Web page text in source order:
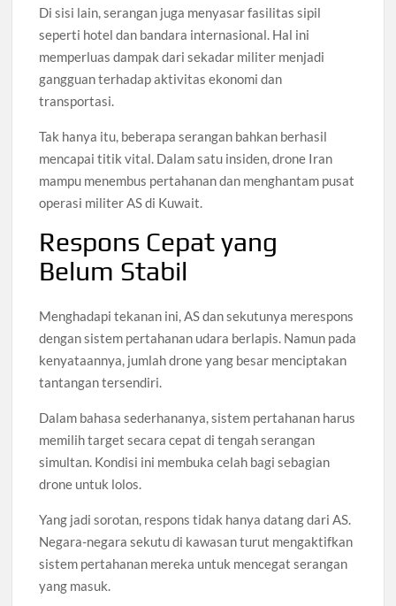
Di sisi lain, serangan juga menyasar fasilitas sipil
seperti hotel dan bandara internasional. Hal ini
memperluas dampak dari sekadar militer menjadi
gangguan terhadap aktivitas ekonomi dan
transportasi.
Tak hanya itu, beberapa serangan bahkan berhasil
mencapai titik vital. Dalam satu insiden, drone Iran
mampu menembus pertahanan dan menghantam pusat
operasi militer AS di Kuwait.
Respons Cepat yang
Belum Stabil
Menghadapi tekanan ini, AS dan sekutunya merespons
dengan sistem pertahanan udara berlapis. Namun pada
kenyataannya, jumlah drone yang besar menciptakan
tantangan tersendiri.
Dalam bahasa sederhananya, sistem pertahanan harus
memilih target secara cepat di tengah serangan
simultan. Kondisi ini membuka celah bagi sebagian
drone untuk lolos.
Yang jadi sorotan, respons tidak hanya datang dari AS.
Negara-negara sekutu di kawasan turut mengaktifkan
sistem pertahanan mereka untuk mencegat serangan
yang masuk.